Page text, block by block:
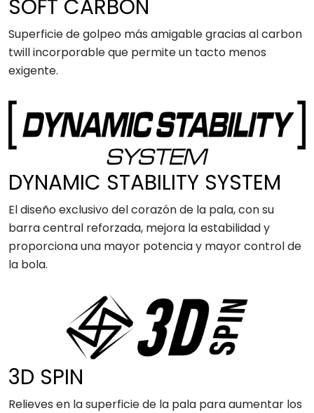
SOFT CARBON
Superficie de golpeo más amigable gracias al carbon
twill incorporable que permite un tacto menos
exigente.
DYNAMIC STABILITY SYSTEM
El diseño exclusivo del corazón de la pala, con su
barra central reforzada, mejora la estabilidad y
proporciona una mayor potencia y mayor control de
la bola.
3D SPIN
Relieves en la superficie de la pala para aumentar los